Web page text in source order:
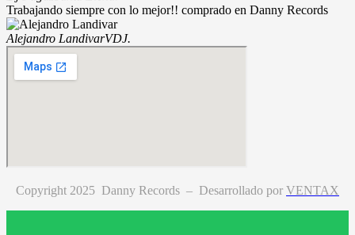
Trabajando siempre con lo mejor!! comprado en Danny Records
Alejandro LandivarVDJ.
Copyright 2025 Danny Records – Desarrollado por VENTAX